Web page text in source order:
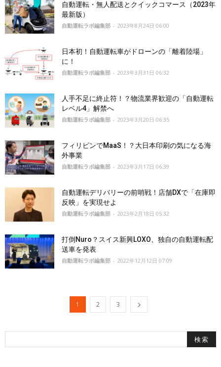
自動運転・無人配送とクイックコマース（2023年
最新版）
自動運転ラボ編集部 - 2023年8月24日 06:00
日本初！自動運転車がドローンの「離着陸場」
に！
自動運転ラボ編集部 - 2023年3月31日 06:32
人手不足に終止符！？物流業界歓迎の「自動運転
レベル4」解禁へ
自動運転ラボ編集部 - 2023年3月20日 06:35
フィリピンでMaaS！？大日本印刷の気になる海
外事業
自動運転ラボ編集部 - 2023年3月17日 06:39
自動運転デリバリーの前哨戦！店舗DXで「在庫即
反映」を実現せよ
自動運転ラボ編集部 - 2023年2月18日 05:32
打倒Nuro？スイス新興LOXO、独自の自動運転配
送車を発表
自動運転ラボ編集部 - 2022年12月12日 07:09
1 2 3